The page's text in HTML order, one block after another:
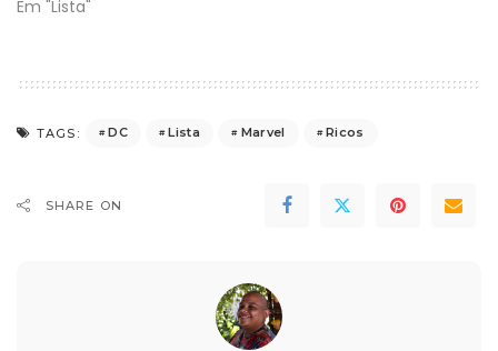
Em "Lista"
TAGS: DC Lista Marvel Ricos
SHARE ON